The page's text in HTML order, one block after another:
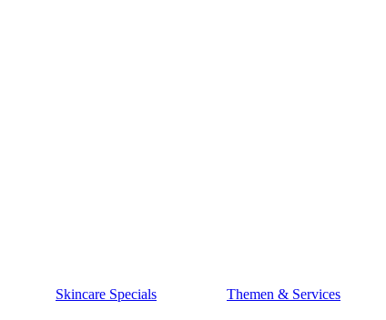
Themen & Services
Skincare Specials